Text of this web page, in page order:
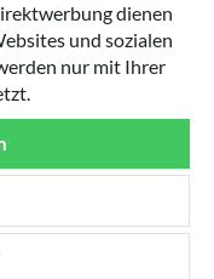
dienen
und sozialen
nur mit Ihrer